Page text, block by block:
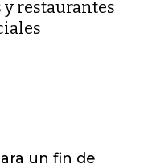
y restaurantes
un fin de